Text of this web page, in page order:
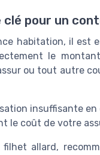
clé pour un
habitation, il est
le
ou tout autre
insuffisante en
le coût de votre
allard,